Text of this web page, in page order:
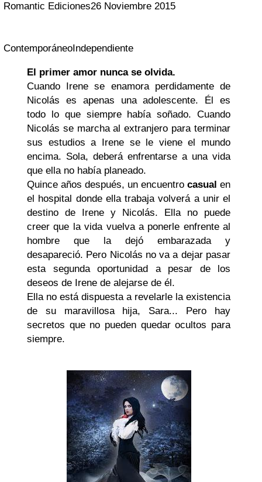
Romantic Ediciones26 Noviembre 2015
ContemporáneoIndependiente
El primer amor nunca se olvida.
Cuando Irene se enamora perdidamente de
Nicolás es apenas una adolescente. Él es
todo lo que siempre había soñado. Cuando
Nicolás se marcha al extranjero para terminar
sus estudios a Irene se le viene el mundo
encima. Sola, deberá enfrentarse a una vida
que ella no había planeado.
Quince años después, un encuentro casual en
el hospital donde ella trabaja volverá a unir el
destino de Irene y Nicolás. Ella no puede
creer que la vida vuelva a ponerle enfrente al
hombre que la dejó embarazada y
desapareció. Pero Nicolás no va a dejar pasar
esta segunda oportunidad a pesar de los
deseos de Irene de alejarse de él.
Ella no está dispuesta a revelarle la existencia
de su maravillosa hija, Sara... Pero hay
secretos que no pueden quedar ocultos para
siempre.